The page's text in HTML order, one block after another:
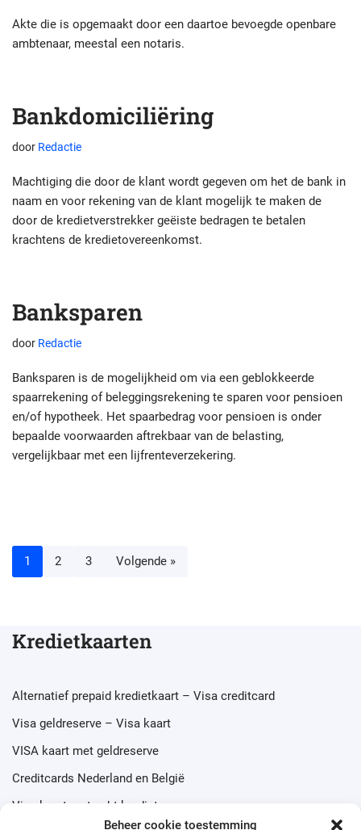
Beheer cookie toestemming
Akte die is opgemaakt door een daartoe bevoegde openbare
ambtenaar, meestal een notaris.
Bankdomiciliëring
door Redactie
Machtiging die door de klant wordt gegeven om het de bank in
naam en voor rekening van de klant mogelijk te maken de
door de kredietverstrekker geëiste bedragen te betalen
krachtens de kredietovereenkomst.
Banksparen
door Redactie
Banksparen is de mogelijkheid om via een geblokkeerde
spaarrekening of beleggingsrekening te sparen voor pensioen
en/of hypotheek. Het spaarbedrag voor pensioen is onder
bepaalde voorwaarden aftrekbaar van de belasting,
vergelijkbaar met een lijfrenteverzekering.
1 2 3 Volgende »
Kredietkaarten
Alternatief prepaid kredietkaart – Visa creditcard
Visa geldreserve – Visa kaart
VISA kaart met geldreserve
Creditcards Nederland en België
Visa kaart met echt krediet